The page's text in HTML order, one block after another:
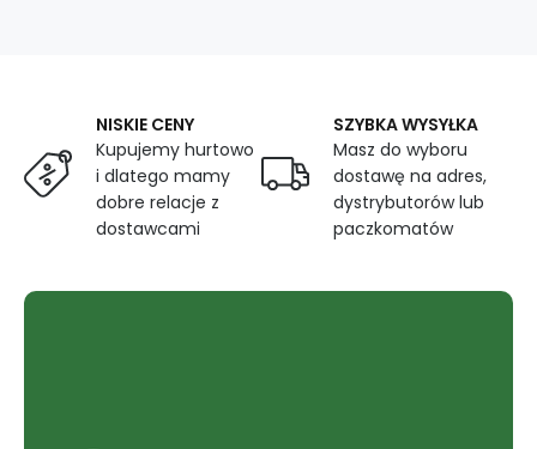
NISKIE CENY
Kupujemy hurtowo
i dlatego mamy
dobre relacje z
dostawcami
SZYBKA WYSYŁKA
Masz do wyboru
dostawę na adres,
dystrybutorów lub
paczkomatów